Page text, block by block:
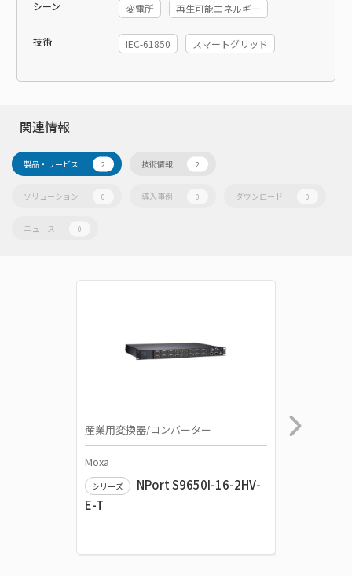
シーン 変電所 再生可能エネルギー
技術 IEC-61850 スマートグリッド
関連情報
製品・サービス 2 技術情報 2
ソリューション 0 導入事例 0 ダウンロード 0
ニュース 0
産業用変換器/コンバーター
Moxa
シリーズ
NPort S9650I-16-2HV-
E-T